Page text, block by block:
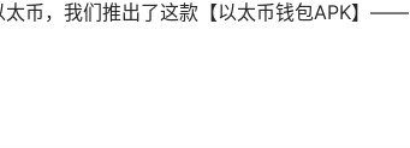
太币，我们推出了这款【以太币钱包APK】——